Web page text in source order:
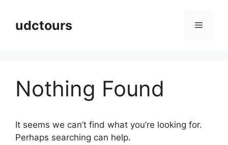
contentudctours Menu
Nothing Found
It seems we can’t find what you’re looking for.
Perhaps searching can help.